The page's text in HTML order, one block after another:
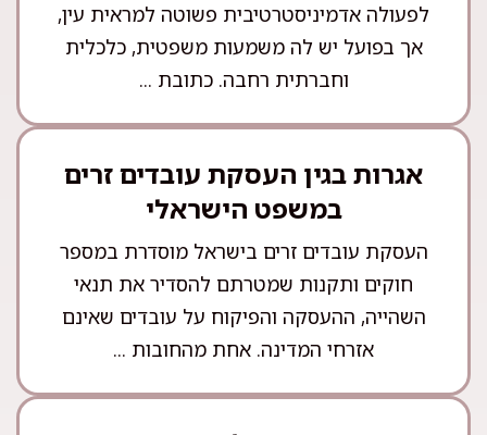
לפעולה אדמיניסטרטיבית פשוטה למראית עין,
אך בפועל יש לה משמעות משפטית, כלכלית
וחברתית רחבה. כתובת ...
אגרות בגין העסקת עובדים זרים
במשפט הישראלי
העסקת עובדים זרים בישראל מוסדרת במספר
חוקים ותקנות שמטרתם להסדיר את תנאי
השהייה, ההעסקה והפיקוח על עובדים שאינם
אזרחי המדינה. אחת מהחובות ...